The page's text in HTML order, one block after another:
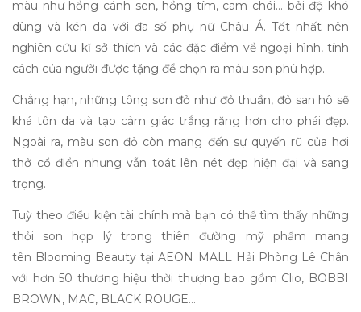
màu như hồng cánh sen, hồng tím, cam chói… bởi độ khó
dùng và kén da với đa số phụ nữ Châu Á. Tốt nhất nên
nghiên cứu kĩ sở thích và các đặc điểm về ngoại hình, tính
cách của người được tặng để chọn ra màu son phù hợp.
Chẳng hạn, những tông son đỏ như đỏ thuần, đỏ san hô sẽ
khá tôn da và tạo cảm giác trắng răng hơn cho phái đẹp.
Ngoài ra, màu son đỏ còn mang đến sự quyến rũ của hơi
thở cổ điển nhưng vẫn toát lên nét đẹp hiện đại và sang
trọng.
Tuỳ theo điều kiện tài chính mà bạn có thể tìm thấy những
thỏi son hợp lý trong thiên đường mỹ phẩm mang
tên Blooming Beauty tại AEON MALL Hải Phòng Lê Chân
với hơn 50 thương hiệu thời thượng bao gồm Clio, BOBBI
BROWN, MAC, BLACK ROUGE…